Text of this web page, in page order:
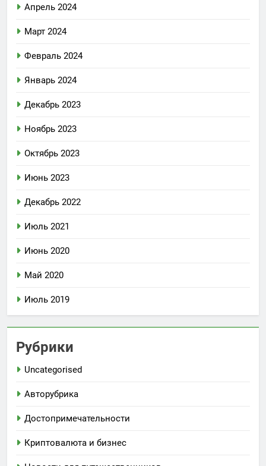
Апрель 2024
Март 2024
Февраль 2024
Январь 2024
Декабрь 2023
Ноябрь 2023
Октябрь 2023
Июнь 2023
Декабрь 2022
Июль 2021
Июнь 2020
Май 2020
Июль 2019
Рубрики
Uncategorised
Авторубрика
Достопримечательности
Криптовалюта и бизнес